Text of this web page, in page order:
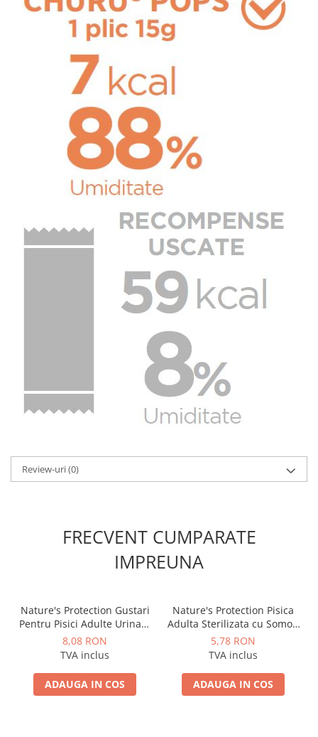
Review-uri(0)
FRECVENT CUMPARATE
IMPREUNA
Nature's Protection Gustari
Pentru Pisici Adulte Urinary
de Toate Rasele cu Ton si
Somon 70g
8,08 RON
TVA inclus
ADAUGA IN COS
Nature's Protection Pisica
Adulta Sterilizata cu Somon
si Ierburi 100 Gr
5,78 RON
TVA inclus
ADAUGA IN COS